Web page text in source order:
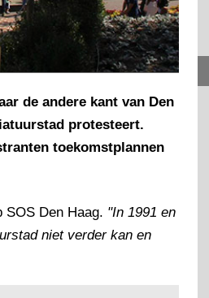
de andere kant van Den
protesteert.
toekomstplannen
Den Haag. "In 1991 en
niet verder kan en